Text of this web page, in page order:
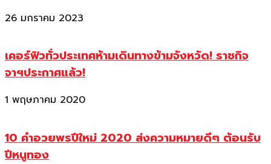
26 มกราคม 2023
เคอร์ฟิวทั่วประเทศห้ามเดินทางข้ามจังหวัด! ราชกิจ
จาฯประกาศแล้ว!
1 พฤษภาคม 2020
10 คำอวยพรปีใหม่ 2020 ส่งความหมายดีๆ ต้อนรับ
ปีหนูทอง